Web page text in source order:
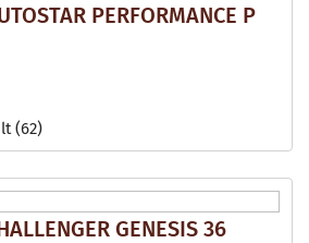
PERFORMANCE P
(62)
GENESIS 36